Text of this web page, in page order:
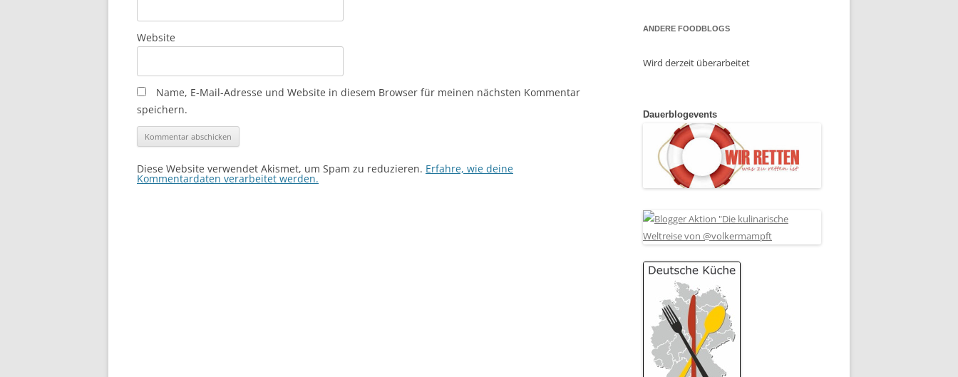
Website
Name, E-Mail-Adresse und Website in diesem Browser für meinen nächsten Kommentar
speichern.
Diese Website verwendet Akismet, um Spam zu reduzieren. Erfahre, wie deine
Kommentardaten verarbeitet werden.
ANDERE FOODBLOGS
Wird derzeit überarbeitet
Dauerblogevents